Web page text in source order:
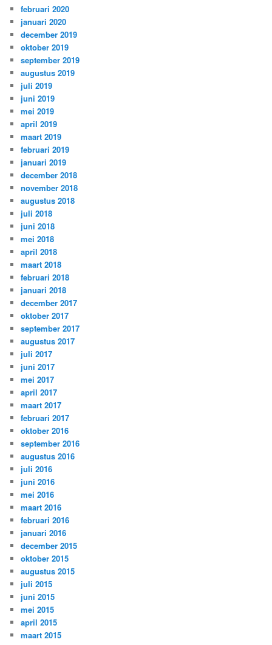
februari 2020
januari 2020
december 2019
oktober 2019
september 2019
augustus 2019
juli 2019
juni 2019
mei 2019
april 2019
maart 2019
februari 2019
januari 2019
december 2018
november 2018
augustus 2018
juli 2018
juni 2018
mei 2018
april 2018
maart 2018
februari 2018
januari 2018
december 2017
oktober 2017
september 2017
augustus 2017
juli 2017
juni 2017
mei 2017
april 2017
maart 2017
februari 2017
oktober 2016
september 2016
augustus 2016
juli 2016
juni 2016
mei 2016
maart 2016
februari 2016
januari 2016
december 2015
oktober 2015
augustus 2015
juli 2015
juni 2015
mei 2015
april 2015
maart 2015